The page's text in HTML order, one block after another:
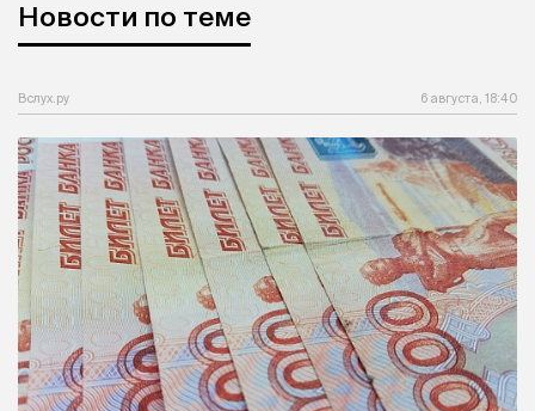
Новости по теме
Вслух.ру 6 августа, 18:40